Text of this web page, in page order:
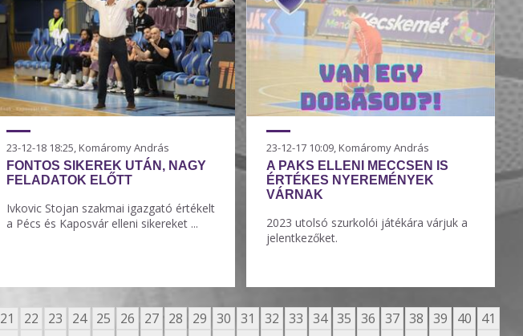
23-12-18 18:25, Komáromy András
FONTOS SIKEREK UTÁN, NAGY
FELADATOK ELŐTT
Ivkovic Stojan szakmai igazgató értékelt
a Pécs és Kaposvár elleni sikereket ...
23-12-17 10:09, Komáromy András
A PAKS ELLENI MECCSEN IS
ÉRTÉKES NYEREMÉNYEK
VÁRNAK
2023 utolsó szurkolói játékára várjuk a
jelentkezőket.
21 22 23 24 25 26 27 28 29 30 31 32 33 34 35 36 37 38 39 40
41